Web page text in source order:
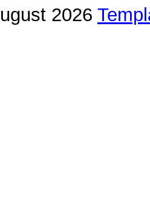
2026